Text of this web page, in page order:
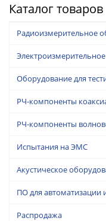
Каталог товаров
Радиоизмерительное
Оборудование для
РЧ-компоненты
РЧ-компоненты
Испытания на ЭМС
Акустическое
ПО для
Распродажа